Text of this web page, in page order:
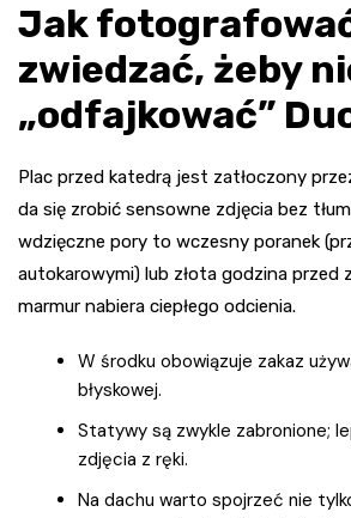
Jak
zwiedzać, żeby
„odfajkować”
Plac przed katedrą jest zatłoczony
da się zrobić sensowne zdjęcia bez
wdzięczne pory to wczesny poranek
autokarowymi) lub złota godzina przed
marmur nabiera ciepłego odcienia.
W środku obowiązuje zakaz
błyskowej.
Statywy są zwykle zabronione;
zdjęcia z ręki.
Na dachu warto spojrzeć nie